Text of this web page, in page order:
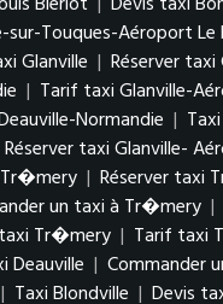
sur-Touques-Aéroport
Glanville | Réserver taxi
| Tarif taxi Glanville-
Normandie |
Réserver taxi Glanville-
| Réserver taxi
un taxi à Tr�mery |
Tr�mery | Tarif taxi
Deauville | Commander
| Taxi Blondville | Devis